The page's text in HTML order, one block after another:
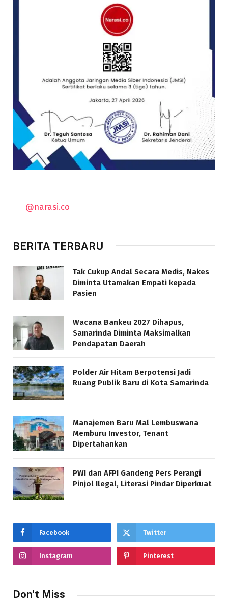
@narasi.co
BERITA TERBARU
Tak Cukup Andal Secara Medis, Nakes
Diminta Utamakan Empati kepada
Pasien
Wacana Bankeu 2027 Dihapus,
Samarinda Diminta Maksimalkan
Pendapatan Daerah
Polder Air Hitam Berpotensi Jadi
Ruang Publik Baru di Kota Samarinda
Manajemen Baru Mal Lembuswana
Memburu Investor, Tenant
Dipertahankan
PWI dan AFPI Gandeng Pers Perangi
Pinjol Ilegal, Literasi Pindar Diperkuat
Facebook Twitter
Instagram Pinterest
Don't Miss